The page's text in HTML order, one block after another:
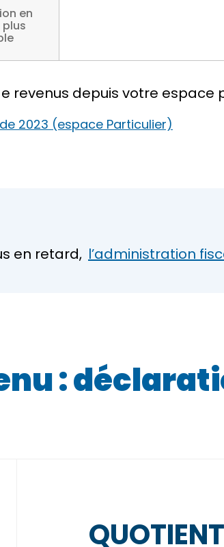
en
plus
revenus depuis votre espace
2023 (espace Particulier)
en retard, l’administration
:
QUOTIENT